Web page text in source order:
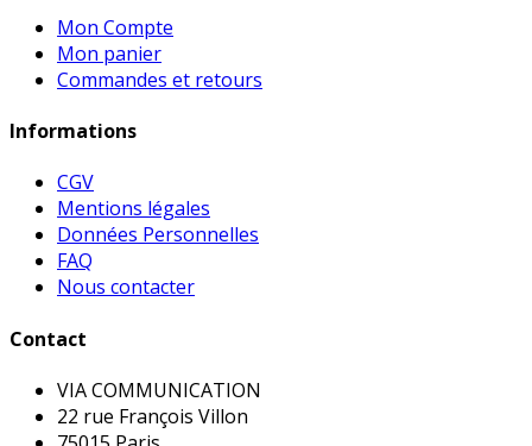
Mon Compte
Mon panier
Commandes et retours
Informations
CGV
Mentions légales
Données Personnelles
FAQ
Nous contacter
Contact
VIA COMMUNICATION
22 rue François Villon